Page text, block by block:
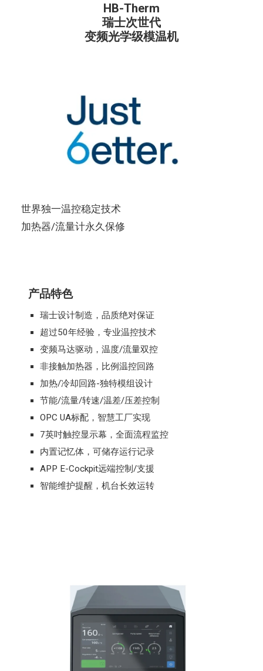
HB-Therm
瑞士次世代
变频光学级模温机
世界独一温控稳定技术
加热器/流量计永久保修
产品特色
瑞士设计制造，品质绝对保证
超过50年经验，专业温控技术
变频马达驱动，温度/流量双控
非接触加热器，比例温控回路
加热/冷却回路-独特模组设计
节能/流量/转速/温差/压差控制
OPC UA标配，智慧工厂实现
7英吋触控显示幕，全面流程监控
内置记忆体，可储存运行记录
APP E-Cockpit远端控制/支援
智能维护提醒，机台长效运转